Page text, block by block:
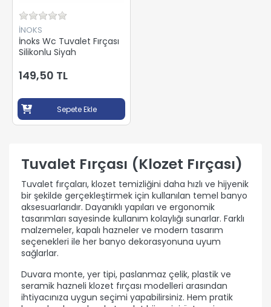
İNOKS
İnoks Wc Tuvalet Fırçası
Silikonlu Siyah
149,50 TL
Sepete Ekle
Tuvalet Fırçası (Klozet Fırçası)
Tuvalet fırçaları, klozet temizliğini daha hızlı ve hijyenik
bir şekilde gerçekleştirmek için kullanılan temel banyo
aksesuarlarıdır. Dayanıklı yapıları ve ergonomik
tasarımları sayesinde kullanım kolaylığı sunarlar. Farklı
malzemeler, kapalı hazneler ve modern tasarım
seçenekleri ile her banyo dekorasyonuna uyum
sağlarlar.
Duvara monte, yer tipi, paslanmaz çelik, plastik ve
seramik hazneli klozet fırçası modelleri arasından
ihtiyacınıza uygun seçimi yapabilirsiniz. Hem pratik